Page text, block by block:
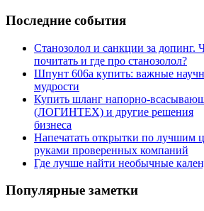
Последние события
Станозолол и санкции за допинг.
почитать и где про станозолол?
Шпунт 606а купить: важные
мудрости
Купить шланг напорно-
(ЛОГИНТЕХ) и другие решения
бизнеса
Напечатать открытки по лучшим
руками проверенных компаний
Где лучше найти необычные
Популярные заметки